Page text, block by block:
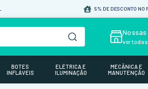
5% DE DESCONTO NO
Nossas
ver todas
BOTES
INFLÁVEIS
ELÉTRICA E
ILUMINAÇÃO
MECÂNICA E
MANUTENÇÃO